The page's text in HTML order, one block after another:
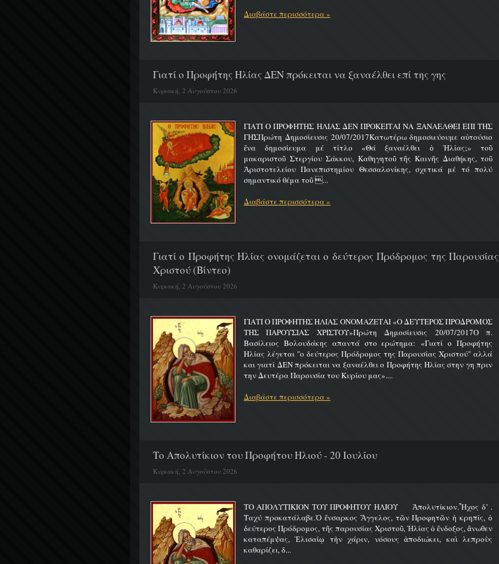
Διαβάστε περισσότερα »
Γιατί ο Προφήτης Ηλίας ΔΕΝ πρόκειται να ξαναέλθει επί της γης
Κυριακή, 2 Αυγούστου 2026
ΓΙΑΤΙ Ο ΠΡΟΦΗΤΗΣ ΗΛΙΑΣ ΔΕΝ ΠΡΟΚΕΙΤΑΙ ΝΑ ΞΑΝΑΕΛΘΕΙ ΕΠΙ ΤΗΣ
ΓΗΣΠρώτη Δημοσίευσις 20/07/2017Κατωτέρω δημοσιεύουμε αὐτούσιο
ἕνα δημοσίευμα μέ τίτλο «Θά ξαναέλθει ὁ Ἠλίας;» τοῦ
μακαριστοῦ Στεργίου Σάκκου, Καθηγητοῦ τῆς Καινῆς Διαθήκης, τοῦ
Ἀριστοτελείου Πανεπιστημίου Θεσσαλονίκης, σχετικά μέ τό πολύ
σημαντικό θέμα τοῦ ...
Διαβάστε περισσότερα »
Γιατί ο Προφήτης Ηλίας ονομάζεται ο δεύτερος Πρόδρομος της Παρουσίας
Χριστού (Βίντεο)
Κυριακή, 2 Αυγούστου 2026
ΓΙΑΤΙ Ο ΠΡΟΦΗΤΗΣ ΗΛΙΑΣ ΟΝΟΜΑΖΕΤΑΙ «Ο ΔΕΥΤΕΡΟΣ ΠΡΟΔΡΟΜΟΣ
ΤΗΣ ΠΑΡΟΥΣΙΑΣ ΧΡΙΣΤΟΥ»Πρώτη Δημοσίευσις 20/07/2017Ο π.
Βασίλειος Βολουδάκης απαντά στο ερώτημα: «Γιατί ο Προφήτης
Ηλίας λέγεται "ο δεύτερος Πρόδρομος της Παρουσίας Χριστού" αλλά
και γιατί ΔΕΝ πρόκειται να ξαναέλθει ο Προφήτης Ηλίας στην γη πριν
την Δευτέρα Παρουσία του Κυρίου μας»....
Διαβάστε περισσότερα »
Το Απολυτίκιον του Προφήτου Ηλιού - 20 Ιουλίου
Κυριακή, 2 Αυγούστου 2026
ΤΟ ΑΠΟΛΥΤΙΚΙΟΝ ΤΟΥ ΠΡΟΦΗΤΟΥ ΗΛΙΟΥ Ἀπολυτίκιον.Ἦχος δ’ .
Ταχύ προκατάλαβε.Ὁ ἔνσαρκος Ἄγγελος, τῶν Προφητῶν ἡ κρηπίς, ὁ
δεύτερος Πρόδρομος, τῆς παρουσίας Χριστοῦ, Ἠλίας ὁ ἔνδοξος, ἄνωθεν
καταπέμψας, Ἐλισαίῳ τὴν χάριν, νόσους ἀποδιώκει, καὶ λεπροὺς
καθαρίζει, δ...